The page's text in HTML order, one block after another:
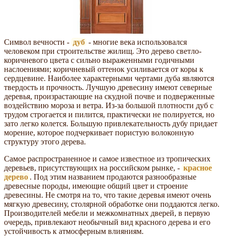
Символ вечности - дуб - многие века использовался
человеком при строительстве жилищ. Это дерево светло-
коричневого цвета с сильно выраженными годичными
наслоениями; коричневый оттенок усиливается от коры к
сердцевине. Наиболее характерными чертами дуба являются
твердость и прочность. Лучшую древесину имеют северные
деревья, произрастающие на скудной почве и подверженные
воздействию мороза и ветра. Из-за большой плотности дуб с
трудом строгается и пилится, практически не полируется, но
зато легко колется. Большую привлекательность дубу придает
морение, которое подчеркивает пористую волоконную
структуру этого дерева.
Самое распространенное и самое известное из тропических
деревьев, присутствующих на российском рынке, - красное
дерево . Под этим названием продаются разнообразные
древесные породы, имеющие общий цвет и строение
древесины. Не смотря на то, что такие деревья имеют очень
мягкую древесину, столярной обработке они поддаются легко.
Производителей мебели и межкомнатных дверей, в первую
очередь, привлекают необычный вид красного дерева и его
устойчивость к атмосферным влияниям.